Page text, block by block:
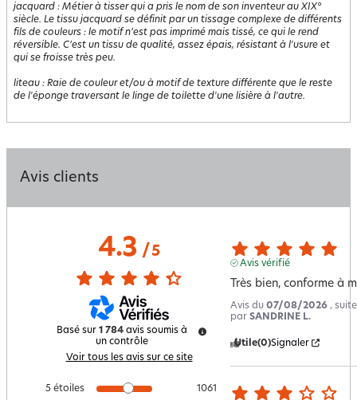
jacquard : Métier à tisser qui a pris le nom de son inventeur au XIX°
siècle. Le tissu jacquard se définit par un tissage complexe de différents
fils de couleurs : le motif n’est pas imprimé mais tissé, ce qui le rend
réversible. C’est un tissu de qualité, assez épais, résistant à l'usure et
qui se froisse très peu.
liteau : Raie de couleur et/ou à motif de texture différente que le reste
de l'éponge traversant le linge de toilette d'une lisière à l'autre.
Avis clients
4.3/ 5
Basé sur 1 784 avis soumis à
un contrôle
Voir tous les avis sur ce site
5 étoiles
1061
Avis vérifié
Très bien, conforme à
Avis du 07/08/2026 ,
par SANDRINE L.
Utile(0)Signaler